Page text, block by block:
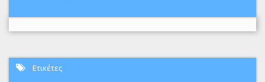
Ετικέτες